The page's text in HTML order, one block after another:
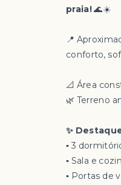
praia!🌊☀️
📍
conforto,
📐 Área
🌿 Terreno
✨
▪️ 3
▪️ Sala e
▪️ Portas de